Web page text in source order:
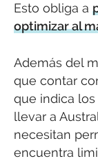
Esto obliga a
optimizar al
Además del
que contar
que indica
llevar a
necesitan
encuentra